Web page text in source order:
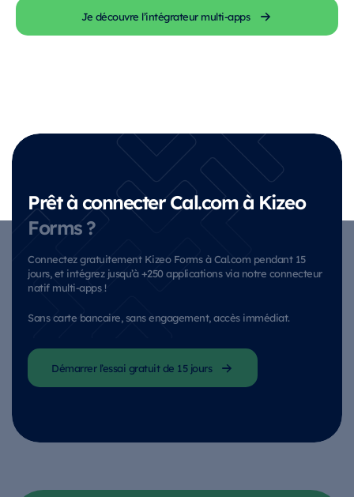
Je découvre l’intégrateur multi-apps
Prêt à connecter Cal.com à Kizeo
Forms ?
Connectez gratuitement Kizeo Forms à Cal.com pendant 15
jours, et intégrez jusqu’à +250 applications via notre connecteur
natif multi-apps !
Sans carte bancaire, sans engagement, accès immédiat.
Démarrer l’essai gratuit de 15 jours